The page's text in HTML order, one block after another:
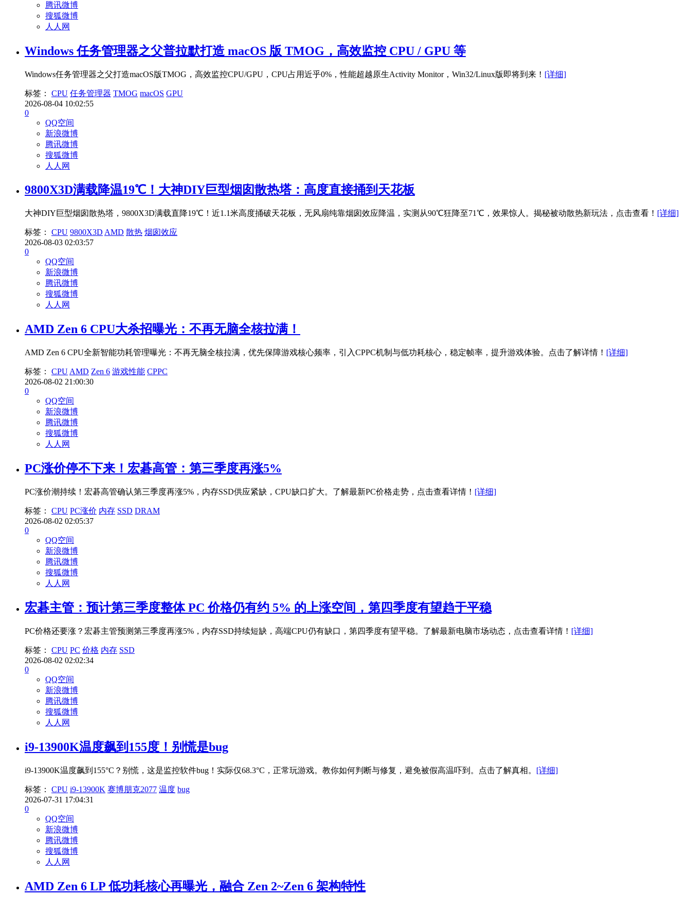
腾讯微博
搜狐微博
人人网
Windows 任务管理器之父普拉默打造 macOS 版 TMOG，高效监控 CPU / GPU 等
Windows任务管理器之父打造macOS版TMOG，高效监控CPU/GPU，CPU占用近乎0%，性能超越原生Activity Monitor，Win32/Linux版即将到来！ [详细]
标签： CPU 任务管理器 TMOG macOS GPU
2026-08-04 10:02:55
0
QQ空间
新浪微博
腾讯微博
搜狐微博
人人网
9800X3D满载降温19℃！大神DIY巨型烟囱散热塔：高度直接捅到天花板
大神DIY巨型烟囱散热塔，9800X3D满载直降19℃！近1.1米高度捅破天花板，无风扇纯靠烟囱效应降温，实测从90℃狂降至71℃，效果惊人。揭秘被动散热新玩法，点击查看！ [详细]
标签： CPU 9800X3D AMD 散热 烟囱效应
2026-08-03 02:03:57
0
QQ空间
新浪微博
腾讯微博
搜狐微博
人人网
AMD Zen 6 CPU大杀招曝光：不再无脑全核拉满！
AMD Zen 6 CPU全新智能功耗管理曝光：不再无脑全核拉满，优先保障游戏核心频率，引入CPPC机制与低功耗核心，稳定帧率，提升游戏体验。点击了解详情！ [详细]
标签： CPU AMD Zen 6 游戏性能 CPPC
2026-08-02 21:00:30
0
QQ空间
新浪微博
腾讯微博
搜狐微博
人人网
PC涨价停不下来！宏碁高管：第三季度再涨5%
PC涨价潮持续！宏碁高管确认第三季度再涨5%，内存SSD供应紧缺，CPU缺口扩大。了解最新PC价格走势，点击查看详情！ [详细]
标签： CPU PC涨价 内存 SSD DRAM
2026-08-02 02:05:37
0
QQ空间
新浪微博
腾讯微博
搜狐微博
人人网
宏碁主管：预计第三季度整体 PC 价格仍有约 5% 的上涨空间，第四季度有望趋于平稳
PC价格还要涨？宏碁主管预测第三季度再涨5%，内存SSD持续短缺，高端CPU仍有缺口，第四季度有望平稳。了解最新电脑市场动态，点击查看详情！ [详细]
标签： CPU PC 价格 内存 SSD
2026-08-02 02:02:34
0
QQ空间
新浪微博
腾讯微博
搜狐微博
人人网
i9-13900K温度飙到155度！别慌是bug
i9-13900K温度飙到155°C？别慌，这是监控软件bug！实际仅68.3°C，正常玩游戏。教你如何判断与修复，避免被假高温吓到。点击了解真相。 [详细]
标签： CPU i9-13900K 赛博朋克2077 温度 bug
2026-07-31 17:04:31
0
QQ空间
新浪微博
腾讯微博
搜狐微博
人人网
AMD Zen 6 LP 低功耗核心再曝光，融合 Zen 2~Zen 6 架构特性